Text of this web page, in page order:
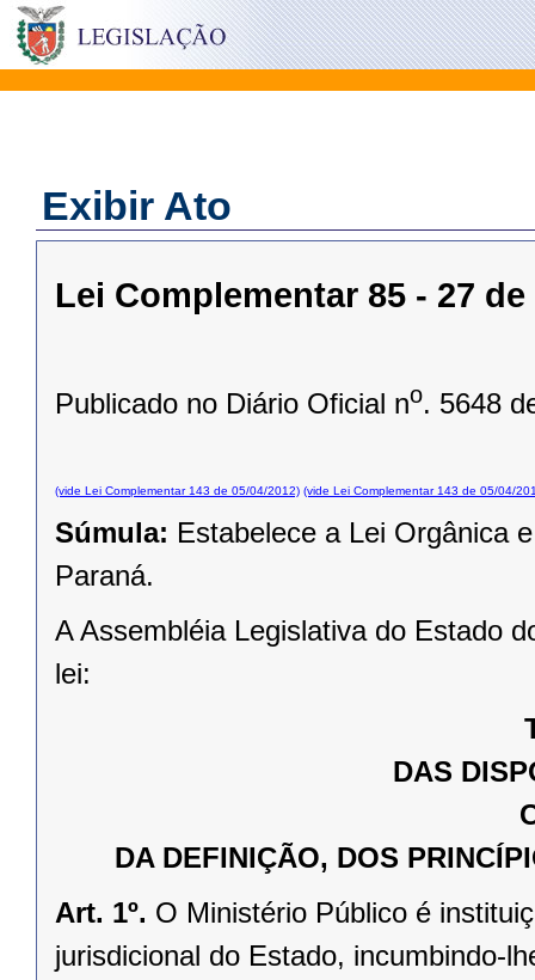
Exibir Ato
Lei Complementar 85 - 27
Publicado no Diário Oficial no. 5648
(vide Lei Complementar 143 de 05/04/2012) (vide Lei Complementar 143 de 05/04/
Súmula: Estabelece a Lei Orgânica
Paraná.
A Assembléia Legislativa do Estado
lei:
DAS
DA DEFINIÇÃO, DOS
Art. 1º. O Ministério Público é
jurisdicional do Estado, incumbindo-